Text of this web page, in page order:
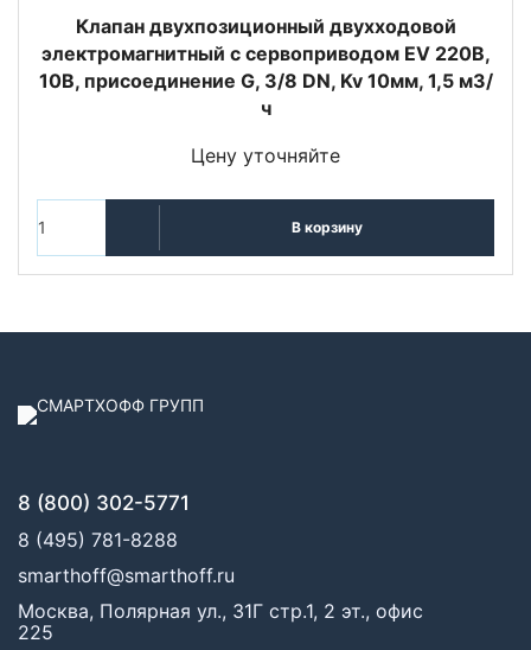
Клапан двухпозиционный двухходовой
электромагнитный с сервоприводом EV 220B,
10B, присоединение G, 3/8 DN, Kv 10мм, 1,5 м3/
ч
Цену уточняйте
В корзину
8 (800) 302-5771
8 (495) 781-8288
smarthoff@smarthoff.ru
Москва, Полярная ул., 31Г стр.1, 2 эт., офис
225